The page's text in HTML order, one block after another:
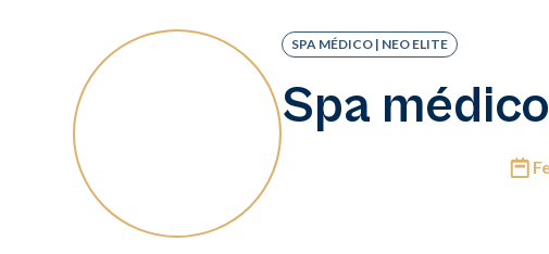
SPA MÉDICO | NEO ELITE
Spa